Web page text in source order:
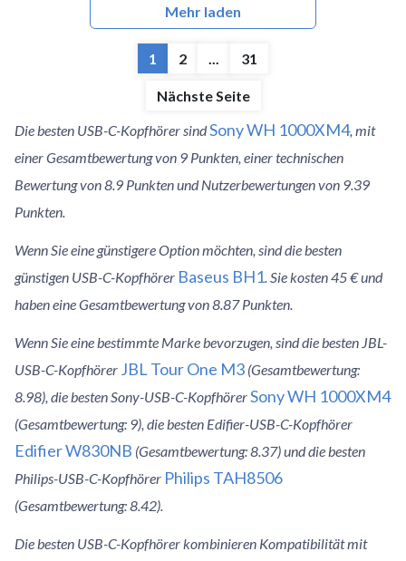
Mehr laden
1 2 ... 31
Nächste Seite
Die besten USB-C-Kopfhörer sindSony WH 1000XM4, mit
einer Gesamtbewertung von 9 Punkten, einer technischen
Bewertung von 8.9 Punkten und Nutzerbewertungen von 9.39
Punkten.
Wenn Sie eine günstigere Option möchten, sind die besten
günstigen USB-C-Kopfhörer Baseus BH1. Sie kosten 45 € und
haben eine Gesamtbewertung von 8.87 Punkten.
Wenn Sie eine bestimmte Marke bevorzugen, sind die besten JBL-
USB-C-Kopfhörer JBL Tour One M3 (Gesamtbewertung:
8.98), die besten Sony-USB-C-KopfhörerSony WH 1000XM4
(Gesamtbewertung: 9), die besten Edifier-USB-C-Kopfhörer
Edifier W830NB (Gesamtbewertung: 8.37) und die besten
Philips-USB-C-Kopfhörer Philips TAH8506
(Gesamtbewertung: 8.42).
Die besten USB-C-Kopfhörer kombinieren Kompatibilität mit